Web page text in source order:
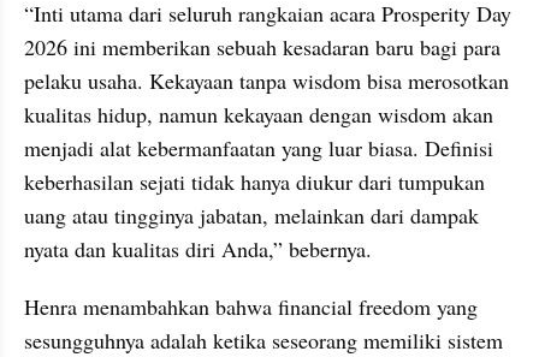
“Inti utama dari seluruh rangkaian acara Prosperity Day
2026 ini memberikan sebuah kesadaran baru bagi para
pelaku usaha. Kekayaan tanpa wisdom bisa merosotkan
kualitas hidup, namun kekayaan dengan wisdom akan
menjadi alat kebermanfaatan yang luar biasa. Definisi
keberhasilan sejati tidak hanya diukur dari tumpukan
uang atau tingginya jabatan, melainkan dari dampak
nyata dan kualitas diri Anda,” bebernya.
Henra menambahkan bahwa financial freedom yang
sesungguhnya adalah ketika seseorang memiliki sistem